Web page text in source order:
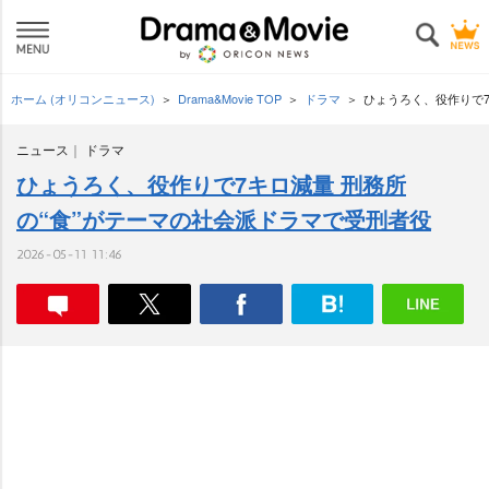
ホーム (オリコンニュース) Drama&Movie TOP ドラマ ひょうろく、役作りで
ニュース ドラマ
ひょうろく、役作りで7キロ減量 刑務所
の“食”がテーマの社会派ドラマで受刑者役
2026-05-11 11:46